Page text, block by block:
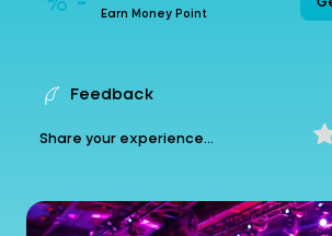
Earn Money Point
Feedback
Share your experience...